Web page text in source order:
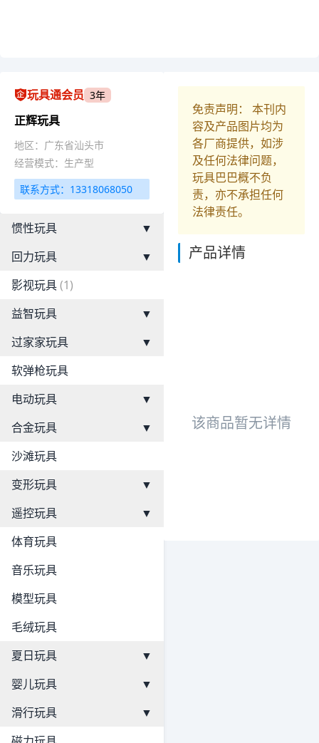
玩具通会员 3年
正辉玩具
地区：广东省汕头市
经营模式：生产型
联系方式：13318068050
惯性玩具
▼
回力玩具
▼
影视玩具(1)
益智玩具
▼
过家家玩具
▼
软弹枪玩具
电动玩具
▼
合金玩具
▼
沙滩玩具
变形玩具
▼
遥控玩具
▼
体育玩具
音乐玩具
模型玩具
毛绒玩具
夏日玩具
▼
婴儿玩具
▼
滑行玩具
▼
免责声明： 本刊内
容及产品图片均为
各厂商提供，如涉
及任何法律问题，
玩具巴巴概不负
责，亦不承担任何
法律责任。
产品详情
该商品暂无详情